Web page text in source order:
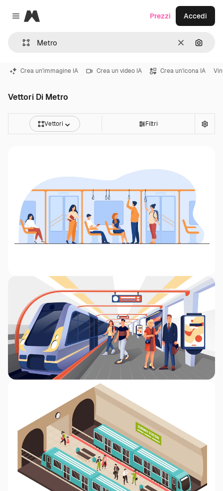
Close menu
Magnific
CancellaCerca
Prezzi Accedi
Crea un'immagine IA Crea un video IA Crea un'icona IA
Vettori Di Metro
Vettori Filtri